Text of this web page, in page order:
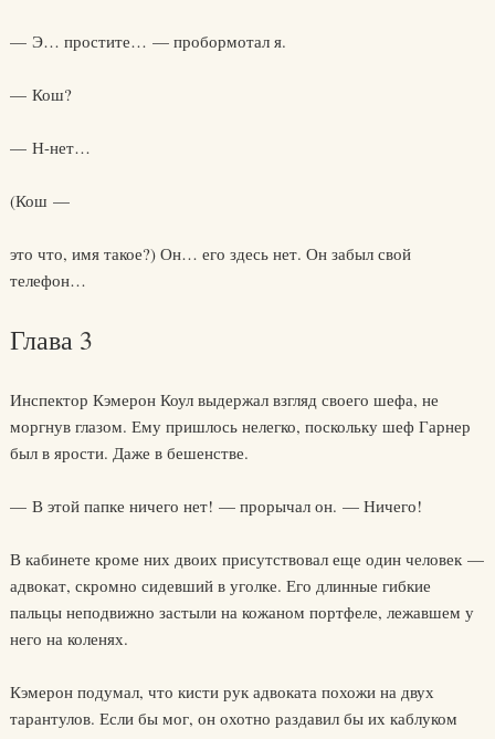
— Э… простите… — пробормотал я.
— Кош?
— Н-нет…
(Кош —
это что, имя такое?) Он… его здесь нет. Он забыл свой
телефон…
Глава 3
Инспектор Кэмерон Коул выдержал взгляд своего шефа, не
моргнув глазом. Ему пришлось нелегко, поскольку шеф Гарнер
был в ярости. Даже в бешенстве.
— В этой папке ничего нет! — прорычал он. — Ничего!
В кабинете кроме них двоих присутствовал еще один человек —
адвокат, скромно сидевший в уголке. Его длинные гибкие
пальцы неподвижно застыли на кожаном портфеле, лежавшем у
него на коленях.
Кэмерон подумал, что кисти рук адвоката похожи на двух
тарантулов. Если бы мог, он охотно раздавил бы их каблуком